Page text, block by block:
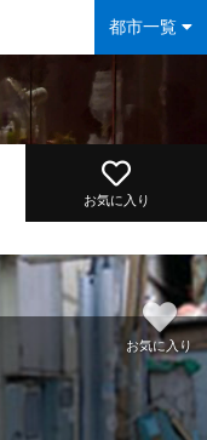
都市一覧
お気に入り
お気に入り